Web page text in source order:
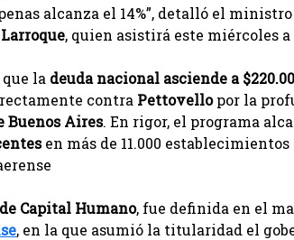
alcanza el 14%”, detalló el
, quien asistirá este miércoles
la deuda nacional asciende a
contra Pettovellopor la
Buenos Aires. En rigor, el programa
en más de 11.000
Capital Humano, fue definida en el
, en la que asumió la titularidad el